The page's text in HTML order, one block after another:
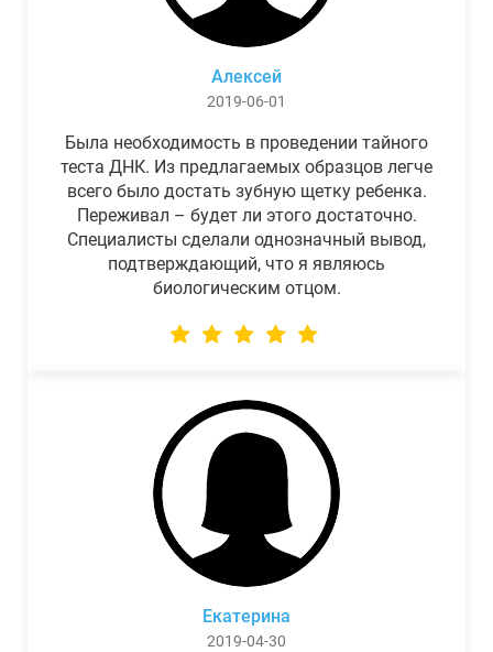
Алексей
2019-06-01
Была необходимость в проведении тайного
теста ДНК. Из предлагаемых образцов легче
всего было достать зубную щетку ребенка.
Переживал – будет ли этого достаточно.
Специалисты сделали однозначный вывод,
подтверждающий, что я являюсь
биологическим отцом.
Екатерина
2019-04-30